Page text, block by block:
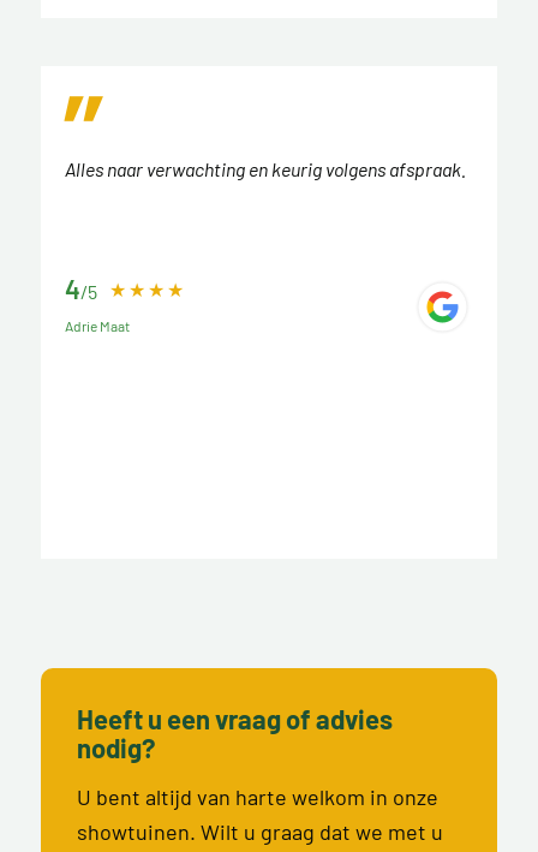
Alles naar verwachting en keurig volgens afspraak.
4/5
Adrie Maat
Heeft u een vraag of advies
nodig?
U bent altijd van harte welkom in onze
showtuinen. Wilt u graag dat we met u